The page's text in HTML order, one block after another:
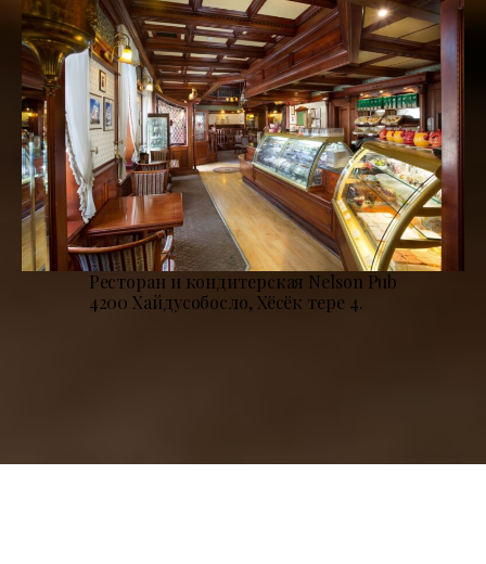
Ресторан и кондитерская Nelson Pub
4200 Хайдусобосло, Хёсёк тере 4.